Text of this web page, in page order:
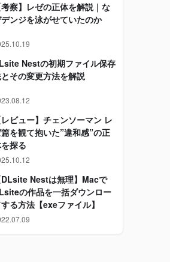
考察】レゼの正体を解説｜な
ンジを泳がせていたのか
Nestの初期ファイル保存
その変更方法を解説
レビュー】チェンソーマン レ
を観て抱いた”違和感”の正
探る
DLsite Nestは無理】Macで
の作品を一括ダウンロー
する方法【exeファイル】